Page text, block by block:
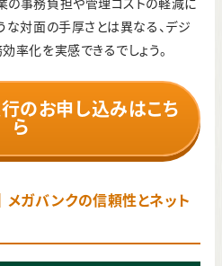
事務負担や管理コストの軽減に
な対面の手厚さとは異なる、デジ
率化を実感できるでしょう。
のお申し込みはこち
ら
ガバンクの信頼性とネット